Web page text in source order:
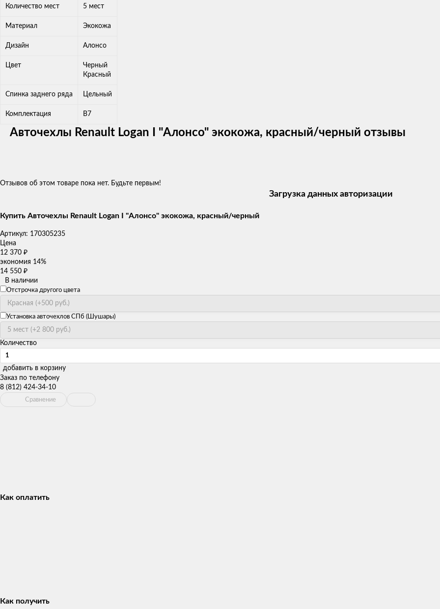
Количество мест 5 мест
Материал Экокожа
Дизайн Алонсо
Цвет
Черный
Красный
Спинка заднего ряда Цельный
Комплектация B7
Авточехлы Renault Logan I "Алонсо" экокожа, красный/черный отзывы
Отзывов об этом товаре пока нет. Будьте первым!
Загрузка данных авторизации
Купить Авточехлы Renault Logan I "Алонсо" экокожа, красный/черный
Артикул: 170305235
Цена
12 370 ₽
экономия 14%
14 550 ₽
В наличии
Отстрочка другого цвета
Установка авточехлов СПб (Шушары)
Количество
добавить в корзину
Заказ по телефону
8 (812) 424-34-10
Сравнение
Как оплатить
Как получить